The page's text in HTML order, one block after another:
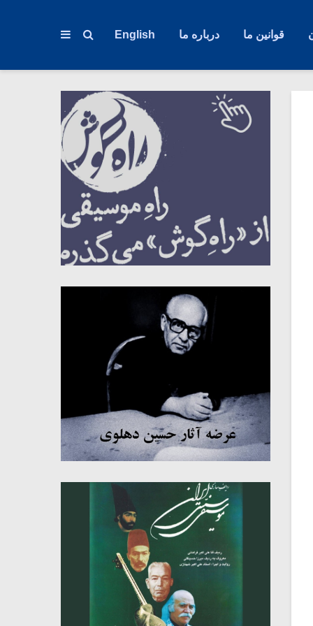
قوانین ما درباره ما English
میکلوش روژا